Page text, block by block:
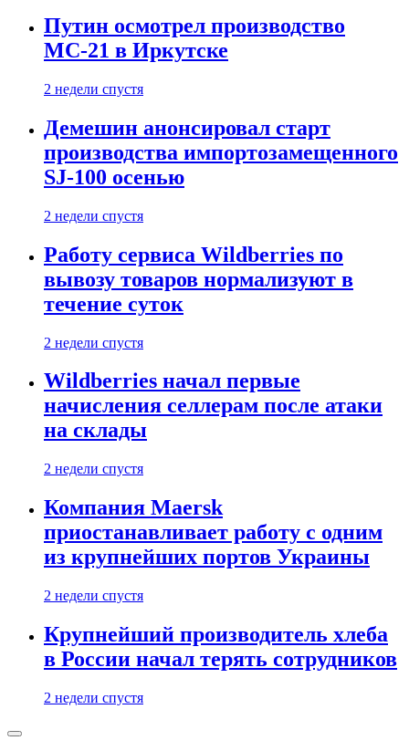
Путин осмотрел производство
МС-21 в Иркутске
2 недели спустя
Демешин анонсировал старт
производства импортозамещенного
SJ-100 осенью
2 недели спустя
Работу сервиса Wildberries по
вывозу товаров нормализуют в
течение суток
2 недели спустя
Wildberries начал первые
начисления селлерам после атаки
на склады
2 недели спустя
Компания Maersk
приостанавливает работу с одним
из крупнейших портов Украины
2 недели спустя
Крупнейший производитель хлеба
в России начал терять сотрудников
2 недели спустя